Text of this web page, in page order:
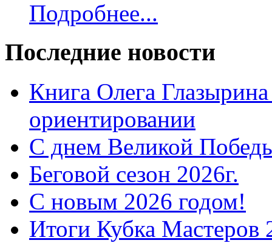
Подробнее...
Последние новости
Книга Олега
ориентировании
С днем Великой
Беговой сезон 2026г.
С новым 2026 годом!
Итоги Кубка Мастеров